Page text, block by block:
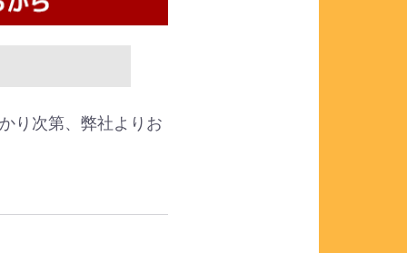
り次第、弊社よりお